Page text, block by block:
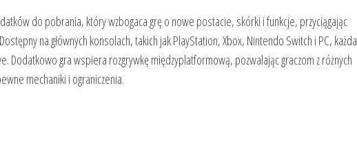
do pobrania, który wzbogaca grę o nowe postacie, skórki i funkcje, przyciągając
na głównych konsolach, takich jak PlayStation, Xbox, Nintendo Switch i PC, każda
Dodatkowo gra wspiera rozgrywkę międzyplatformową, pozwalając graczom z różnych
mechaniki i ograniczenia.